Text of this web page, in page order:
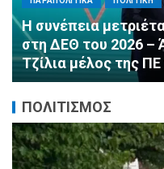
Αλληλεγγύη χωρίς
εμφιαλωμένα νερά
Μέγαρα από τη ΔΕΕΠ
ΔΗΜ.Τ.Ο.
ΠΟΛΙΤΙΣΜΟΣ